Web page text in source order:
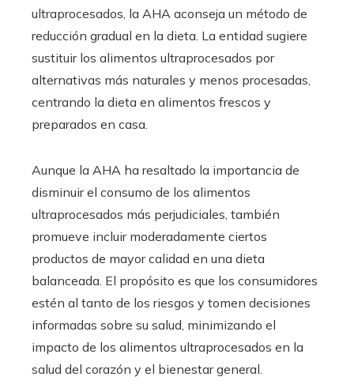
ultraprocesados, la AHA aconseja un método de
reducción gradual en la dieta. La entidad sugiere
sustituir los alimentos ultraprocesados por
alternativas más naturales y menos procesadas,
centrando la dieta en alimentos frescos y
preparados en casa.
Aunque la AHA ha resaltado la importancia de
disminuir el consumo de los alimentos
ultraprocesados más perjudiciales, también
promueve incluir moderadamente ciertos
productos de mayor calidad en una dieta
balanceada. El propósito es que los consumidores
estén al tanto de los riesgos y tomen decisiones
informadas sobre su salud, minimizando el
impacto de los alimentos ultraprocesados en la
salud del corazón y el bienestar general.